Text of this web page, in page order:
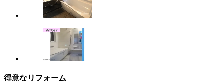
得意なリフォーム